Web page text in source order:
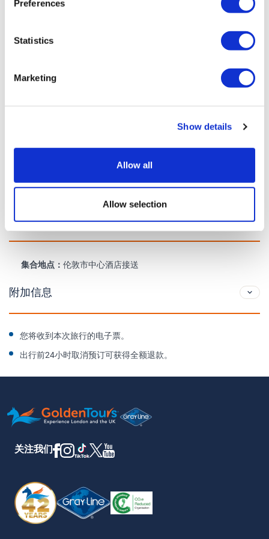
Preferences
Statistics
Marketing
Show details
Allow all
Allow selection
阔的花园中。 庄园宁静优美，是缅怀英国皇室历史的理想场所。
您的私人旅行将在送您返回位于伦敦市中心的酒店后结束。
单可享 25% 折扣。 您还可以在连锁店和独立门店享受咖啡师特调饮
还有超值的电影票优惠和一日游折扣。 tastecard 有效期为一个月，
时间表
集合地点： 伦敦市中心酒店接送
附加信息
您将收到本次旅行的电子票。
出行前24小时取消预订可获得全额退款。
关注我们